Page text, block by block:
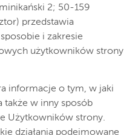
2; 50-159
przedstawia
i zakresie
użytkowników strony
informacje o tym, w jaki
także w inny sposób
Użytkowników strony.
działania podejmowane